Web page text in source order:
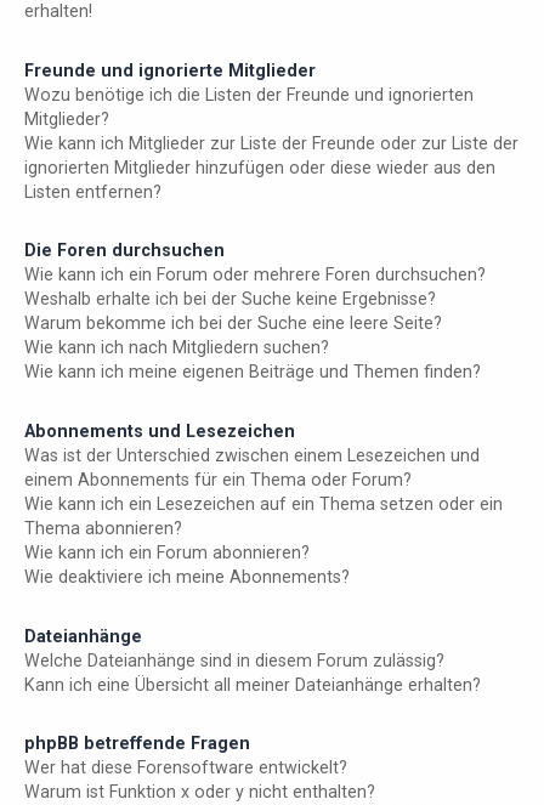
erhalten!
Freunde und ignorierte Mitglieder
Wozu benötige ich die Listen der Freunde und ignorierten
Mitglieder?
Wie kann ich Mitglieder zur Liste der Freunde oder zur Liste der
ignorierten Mitglieder hinzufügen oder diese wieder aus den
Listen entfernen?
Die Foren durchsuchen
Wie kann ich ein Forum oder mehrere Foren durchsuchen?
Weshalb erhalte ich bei der Suche keine Ergebnisse?
Warum bekomme ich bei der Suche eine leere Seite?
Wie kann ich nach Mitgliedern suchen?
Wie kann ich meine eigenen Beiträge und Themen finden?
Abonnements und Lesezeichen
Was ist der Unterschied zwischen einem Lesezeichen und
einem Abonnements für ein Thema oder Forum?
Wie kann ich ein Lesezeichen auf ein Thema setzen oder ein
Thema abonnieren?
Wie kann ich ein Forum abonnieren?
Wie deaktiviere ich meine Abonnements?
Dateianhänge
Welche Dateianhänge sind in diesem Forum zulässig?
Kann ich eine Übersicht all meiner Dateianhänge erhalten?
phpBB betreffende Fragen
Wer hat diese Forensoftware entwickelt?
Warum ist Funktion x oder y nicht enthalten?